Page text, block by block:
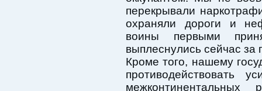
перекрывали
охраняли дороги и
воины первыми
выплеснулись сейчас
Кроме того, нашему
противодействовать
межконтинентальных